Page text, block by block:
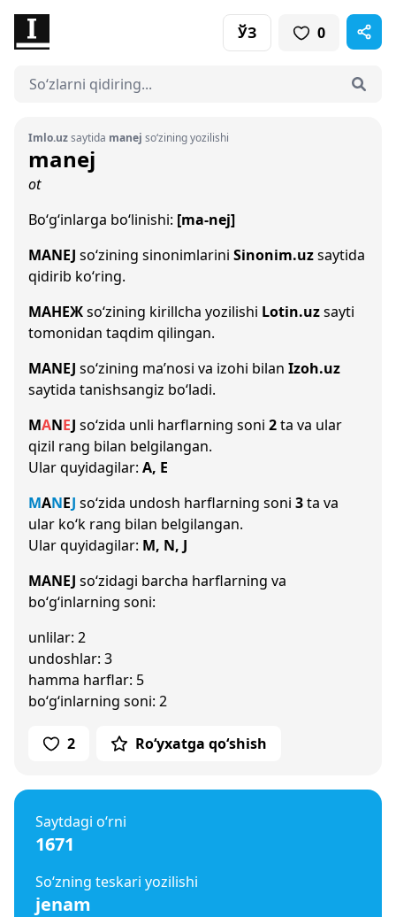
ЎЗ 0
Imlo.uzsaytida manej so‘zining yozilishi
manej
ot
Bo‘g‘inlarga bo‘linishi: [ma-nej]
MANEJ so‘zining sinonimlarini Sinonim.uzsaytida
qidirib ko‘ring.
МАНЕЖso‘zining kirillcha yozilishi Lotin.uzsayti
tomonidan taqdim qilingan.
MANEJ so‘zining ma’nosi va izohi bilan Izoh.uz
saytida tanishsangiz bo‘ladi.
MANEJ so‘zida unli harflarning soni 2ta va ular
qizil rang bilan belgilangan.
Ular quyidagilar: A, E
MANEJ so‘zida undosh harflarning soni 3ta va
ular ko‘k rang bilan belgilangan.
Ular quyidagilar: M, N, J
MANEJ so‘zidagi barcha harflarning va
bo‘g‘inlarning soni:
unlilar: 2
undoshlar: 3
hamma harflar: 5
bo‘g‘inlarning soni: 2
2 Ro‘yxatga qo‘shish
Saytdagi o‘rni
1671
So‘zning teskari yozilishi
jenam